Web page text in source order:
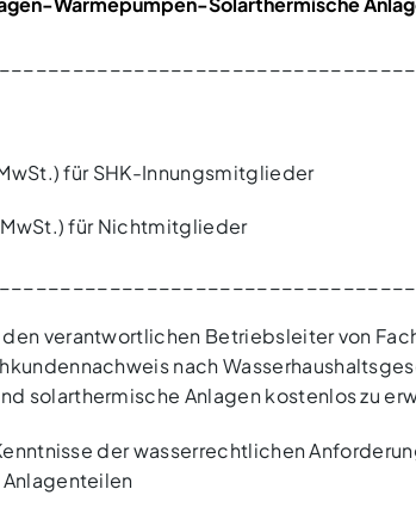
für SHK-Innungsmitglieder
für Nichtmitglieder
verantwortlichen Betriebsleiter von
nach
solarthermische Anlagen kostenlos zu
der wasserrechtlichen